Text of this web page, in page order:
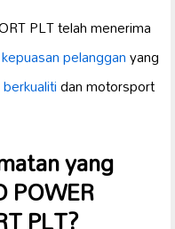
PLT telah menerima
kepuasan pelangganyang
dan motorsport
yang
POWER